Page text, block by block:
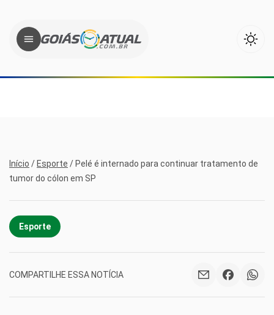
Início / Esporte / Pelé é internado para continuar tratamento de
tumor do cólon em SP
Esporte
COMPARTILHE ESSA NOTÍCIA